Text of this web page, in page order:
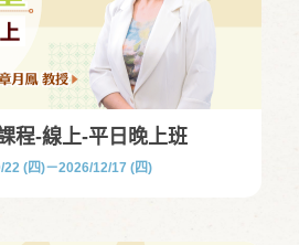
程-線上-平日晚上班
22 (四)－2026/12/17 (四)